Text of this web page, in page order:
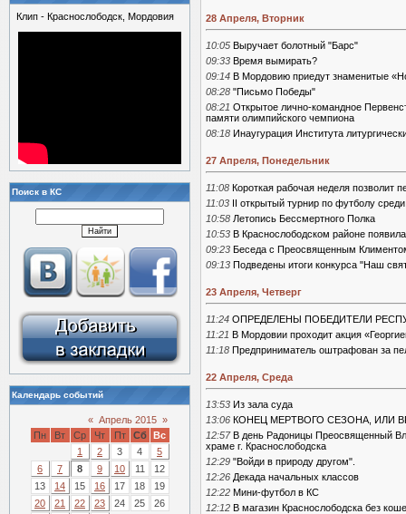
Клип - Краснослободск, Мордовия
Поиск в КС
Календарь событий
« Апрель 2015 »
Пн
Вт Ср Чт Пт Сб
Вс
1
2 3 4
5
6
7 8 9 10 11
12
13
14 15 16 17 18
19
20
21 22 23 24 25
26
28 Апреля, Вторник
10:05 Выручает болотный "Барс"
09:33 Время вымирать?
09:14 В Мордовию приедут знаменитые
08:28 "Письмо Победы"
08:21 Открытое лично-командное
памяти олимпийского чемпиона
08:18 Инаугурация Института
27 Апреля, Понедельник
11:08 Короткая рабочая неделя позволит
11:03 II открытый турнир по футболу
10:58 Летопись Бессмертного Полка
10:53 В Краснослободском районе
09:23 Беседа с Преосвященным
09:13 Подведены итоги конкурса "Наш
23 Апреля, Четверг
11:24 ОПРЕДЕЛЕНЫ ПОБЕДИТЕЛИ
11:21 В Мордовии проходит акция
11:18 Предприниматель оштрафован за
22 Апреля, Среда
13:53 Из зала суда
13:06 КОНЕЦ МЕРТВОГО СЕЗОНА, ИЛИ
12:57 В день Радоницы Преосвященный
храме г. Краснослободска
12:29 "Войди в природу другом".
12:26 Декада начальных классов
12:22 Мини-футбол в КС
12:12 В магазин Краснослободска без